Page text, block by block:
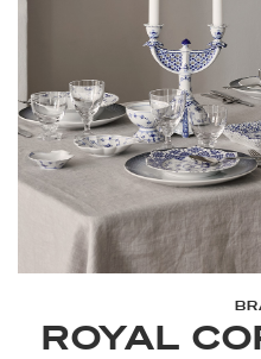
ROYAL